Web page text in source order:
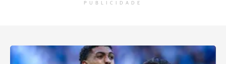
PUBLICIDADE